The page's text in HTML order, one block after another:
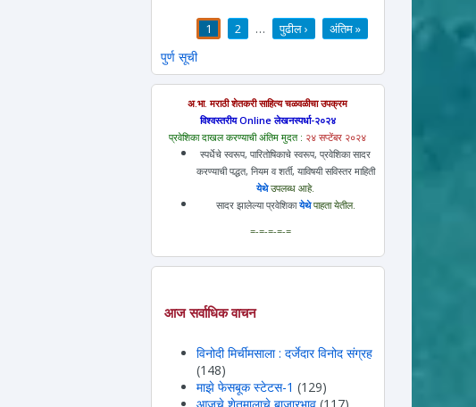
1 2 … पुढील › अंतिम »
पुर्ण सूची
अ.भा. मराठी शेतकरी साहित्य चळवळीचा उपक्रम
विश्वस्तरीय Online लेखनस्पर्धा-२०२४
प्रवेशिका दाखल करण्याची अंतिम मुदत : २४ सप्टेंबर २०२४
स्पर्धेचे स्वरूप, पारितोषिकाचे स्वरूप, प्रवेशिका सादर
करण्याची पद्धत, नियम व शर्ती, याविषयी सविस्तर माहिती
येथेउपलब्ध आहे.
सादर झालेल्या प्रवेशिकायेथेपाहता येतील.
=-=-=-=-=
आज सर्वाधिक वाचन
विनोदी मिर्चीमसाला : दर्जेदार विनोद संग्रह
(148)
माझे फेसबूक स्टेटस-1 (129)